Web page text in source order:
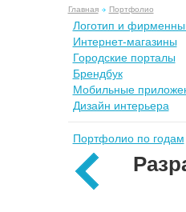
Главная Портфолио
Лoготип и
Интернет-магазины
Городские порталы
Брендбук
Мобильные
Дизайн интерьера
Портфолио по годам